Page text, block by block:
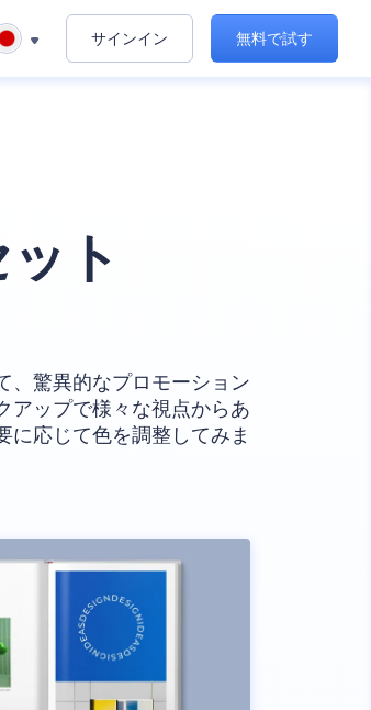
サインイン 無料で試す
ト
、驚異的なプロモーション
アップで様々な視点からあ
に応じて色を調整してみま